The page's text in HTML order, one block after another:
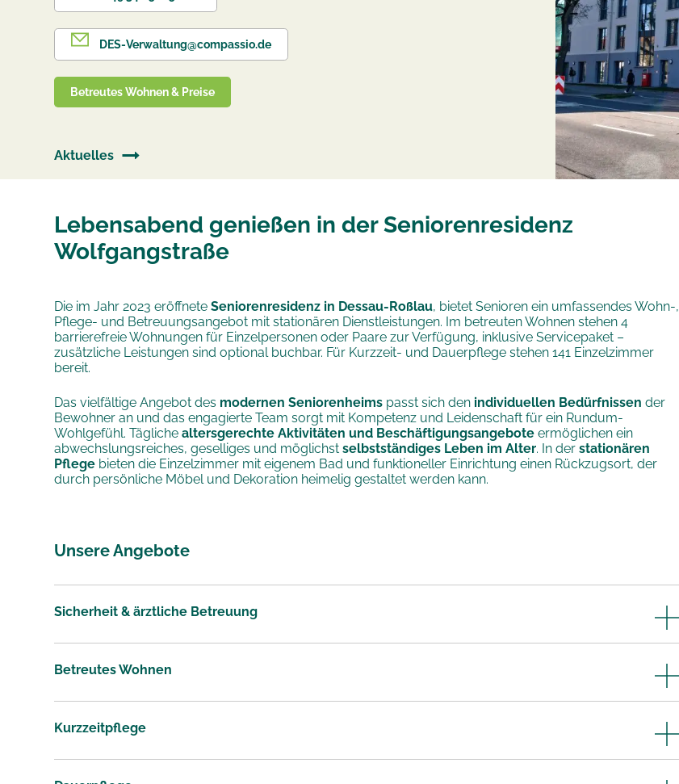
DES-Verwaltung@compassio.de
Betreutes Wohnen & Preise
Aktuelles
Lebensabend genießen in der Seniorenresidenz
Wolfgangstraße
Die im Jahr 2023 eröffneteSeniorenresidenz in Dessau-Roßlau, bietet Senioren ein umfassendes Wohn-,
Pflege- und Betreuungsangebot mit stationären Dienstleistungen. Im betreuten Wohnen stehen 4
barrierefreie Wohnungen für Einzelpersonen oder Paare zur Verfügung, inklusive Servicepaket –
zusätzliche Leistungen sind optional buchbar. Für Kurzzeit- und Dauerpflege stehen 141 Einzelzimmer
bereit.
Das vielfältige Angebot des modernen Seniorenheims passt sich den individuellen Bedürfnissen der
Bewohner an und das engagierte Team sorgt mit Kompetenz und Leidenschaft für ein Rundum-
Wohlgefühl. Täglichealtersgerechte Aktivitäten und Beschäftigungsangebote ermöglichen ein
abwechslungsreiches, geselliges und möglichst selbstständiges Leben im Alter. In der stationären
Pflege bieten die Einzelzimmer mit eigenem Bad und funktioneller Einrichtung einen Rückzugsort, der
durch persönliche Möbel und Dekoration heimelig gestaltet werden kann.
Unsere Angebote
Sicherheit & ärztliche Betreuung
Betreutes Wohnen
Kurzzeitpflege